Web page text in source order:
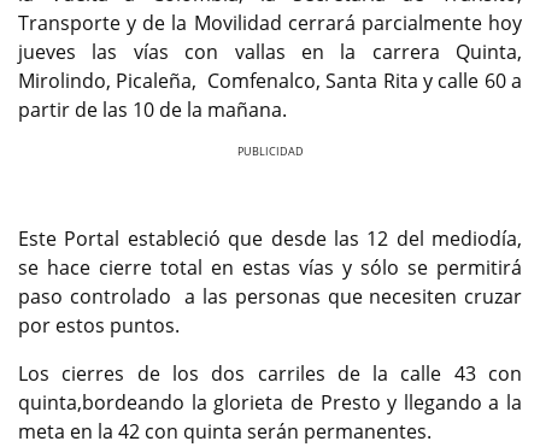
Transporte y de la Movilidad cerrará parcialmente hoy
jueves las vías con vallas en la carrera Quinta,
Mirolindo, Picaleña, Comfenalco, Santa Rita y calle 60 a
partir de las 10 de la mañana.
Este Portal estableció que desde las 12 del mediodía,
se hace cierre total en estas vías y sólo se permitirá
paso controlado a las personas que necesiten cruzar
por estos puntos.
Los cierres de los dos carriles de la calle 43 con
quinta,bordeando la glorieta de Presto y llegando a la
meta en la 42 con quinta serán permanentes.